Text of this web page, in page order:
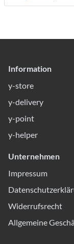
Information
y-store
y-delivery
y-point
y-helper
Unternehmen
Impressum
Widerrufsrecht
Allgemeine